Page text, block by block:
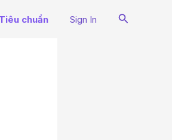
Tiêu chuẩn Sign In Search